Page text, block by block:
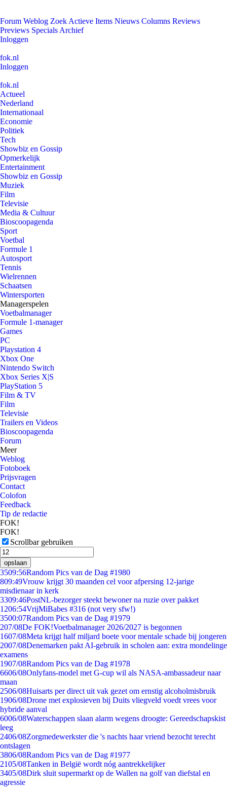
Forum Weblog Zoek Actieve Items Nieuws Columns Reviews
Previews Specials Archief
Inloggen
fok.nl
Inloggen
fok.nl
Actueel
Nederland
Internationaal
Economie
Politiek
Tech
Showbiz en Gossip
Opmerkelijk
Entertainment
Showbiz en Gossip
Muziek
Film
Televisie
Media & Cultuur
Bioscoopagenda
Sport
Voetbal
Formule 1
Autosport
Tennis
Wielrennen
Schaatsen
Wintersporten
Managerspelen
Voetbalmanager
Formule 1-manager
Games
PC
Playstation 4
Xbox One
Nintendo Switch
Xbox Series X|S
PlayStation 5
Film & TV
Film
Televisie
Trailers en Videos
Bioscoopagenda
Forum
Meer
Weblog
Fotoboek
Prijsvragen
Contact
Colofon
Feedback
Tip de redactie
FOK!
FOK!
Scrollbar gebruiken
opslaan
3509:56Random Pics van de Dag #1980
809:49Vrouw krijgt 30 maanden cel voor afpersing 12-jarige
misdienaar in kerk
3309:46PostNL-bezorger steekt bewoner na ruzie over pakket
1206:54VrijMiBabes #316 (not very sfw!)
3500:07Random Pics van de Dag #1979
207/08De FOK!Voetbalmanager 2026/2027 is begonnen
1607/08Meta krijgt half miljard boete voor mentale schade bij jongeren
2007/08Denemarken pakt AI-gebruik in scholen aan: extra mondelinge
examens
1907/08Random Pics van de Dag #1978
6606/08Onlyfans-model met G-cup wil als NASA-ambassadeur naar
maan
2506/08Huisarts per direct uit vak gezet om ernstig alcoholmisbruik
1906/08Drone met explosieven bij Duits vliegveld voedt vrees voor
hybride aanval
6006/08Waterschappen slaan alarm wegens droogte: Gereedschapskist
leeg
2406/08Zorgmedewerkster die 's nachts haar vriend bezocht terecht
ontslagen
3806/08Random Pics van de Dag #1977
2105/08Tanken in België wordt nóg aantrekkelijker
3405/08Dirk sluit supermarkt op de Wallen na golf van diefstal en
agressie